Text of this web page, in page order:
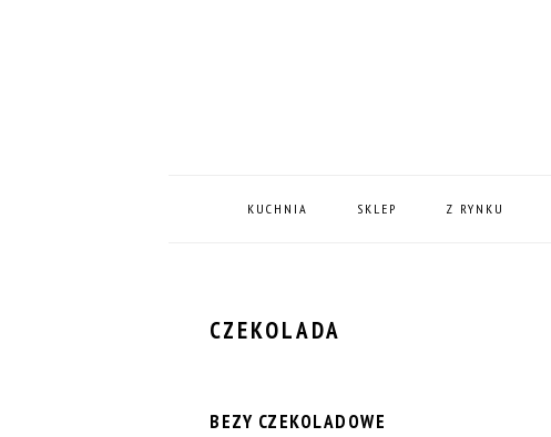
KUCHNIA SKLEP Z RYNKU
CZEKOLADA
BEZY CZEKOLADOWE